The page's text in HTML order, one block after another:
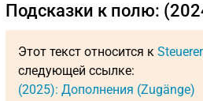
Подсказки к полю:
Этот текст относится к
следующей ссылке:
(2025): Дополнения (Zugänge)